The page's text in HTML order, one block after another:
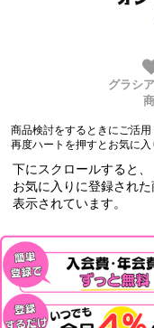
グラシ
商品検討をするときにご活用
再度ハートを押すとお気に入
下にスクロールすると、
お気に入りに登録された
表示されています。